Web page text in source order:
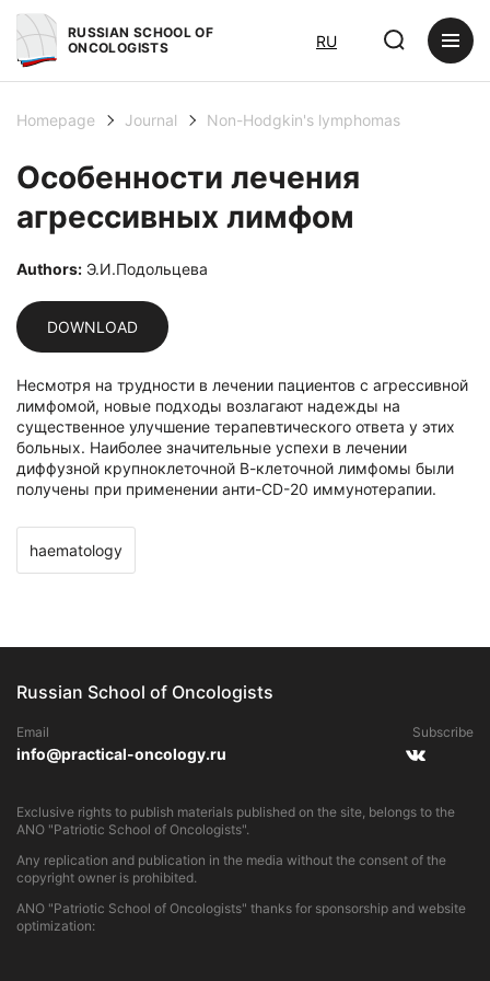
RUSSIAN SCHOOL OF
ONCOLOGISTS
RU
Homepage Journal Non-Hodgkin's lymphomas
Особенности лечения
агрессивных лимфом
Authors: Э.И.Подольцева
DOWNLOAD
Несмотря на трудности в лечении пациентов с агрессивной
лимфомой, новые подходы возлагают надежды на
существенное улучшение терапевтического ответа у этих
больных. Наиболее значительные успехи в лечении
диффузной крупноклеточной В-клеточной лимфомы были
получены при применении анти-CD-20 иммунотерапии.
haematology
Russian School of Oncologists
Email
info@practical-oncology.ru
Subscribe
Exclusive rights to publish materials published on the site, belongs to the
ANO "Patriotic School of Oncologists".
Any replication and publication in the media without the consent of the
copyright owner is prohibited.
ANO "Patriotic School of Oncologists" thanks for sponsorship and website
optimization: